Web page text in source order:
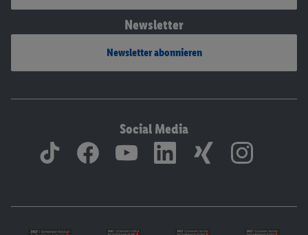
Newsletter
Newsletter abonnieren
Social Media